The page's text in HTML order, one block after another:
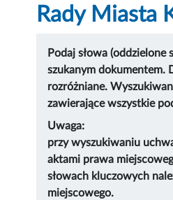
Rady Miasta
Podaj słowa (oddzielone
szukanym dokumentem.
rozróżniane.
zawierające wszystkie
Uwaga:
przy wyszukiwaniu
aktami prawa
słowach kluczowych
miejscowego.